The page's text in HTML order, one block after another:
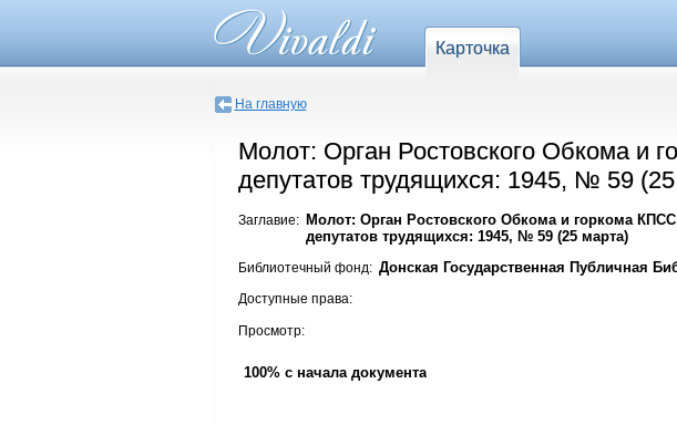
Карточка
На главную
Молот: Орган Ростовского Обкома и
депутатов трудящихся: 1945, № 59
Заглавие: Молот: Орган Ростовского Обкома и горкома
депутатов трудящихся: 1945, № 59 (25 марта)
Библиотечный фонд: Донская Государственная Публичная
Доступные права:
Просмотр:
100% с начала документа